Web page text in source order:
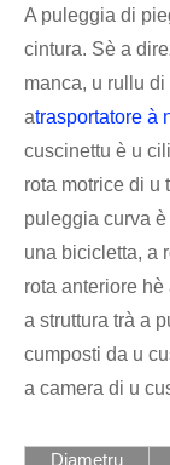
A puleggia di
cintura. Sè a
manca, u rullu
atrasportatore à
cuscinettu è u
rota motrice di u
puleggia curva
una bicicletta, a
rota anteriore
a struttura trà a
cumposti da u
a camera di u
Diametru